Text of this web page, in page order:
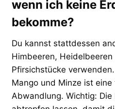
wenn ich keine
bekomme?
Du kannst stattdessen
Himbeeren,
Pfirsichstücke
Mango und Minze ist
Abwandlung. Wichtig: